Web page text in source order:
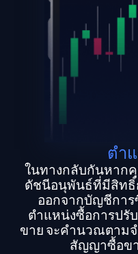
ตำ
ในทางกลับกันหาก
ดัชนีอนุพันธ์ที่มีสิทธิ์
ออกจากบัญชีกา
ตำแหน่งซื้อการปรั
ขาย จะคำนวณตาม
สัญญาซื้อข